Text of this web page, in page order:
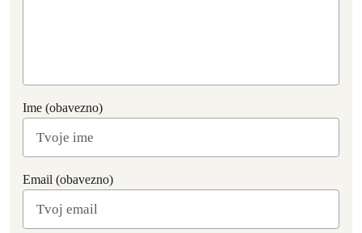
Ime (obavezno)
Email (obavezno)